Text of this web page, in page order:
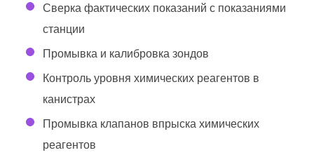
Сверка фактических показаний с показаниями
станции
Промывка и калибровка зондов
Контроль уровня химических реагентов в
канистрах
Промывка клапанов впрыска химических
реагентов